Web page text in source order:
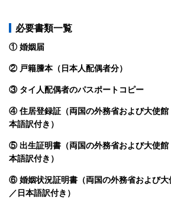
必要書類一覧
① 婚姻届
② 戸籍謄本（日本人配偶者分）
③ タイ人配偶者のパスポートコピー
④ 住居登録証（両国の外務省および大使館
本語訳付き）
⑤ 出生証明書（両国の外務省および大使館
本語訳付き）
⑥ 婚姻状況証明書（両国の外務省および大
／日本語訳付き）